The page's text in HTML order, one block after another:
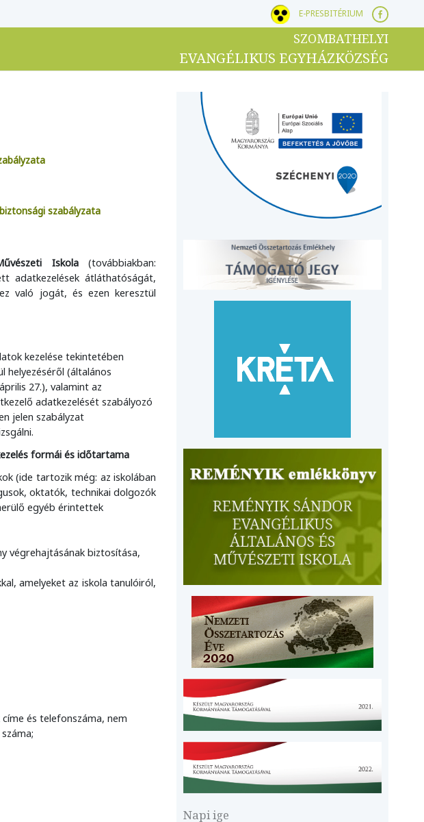
E-PRESBITÉRIUM
SZOMBATHELYI
EVANGÉLIKUS EGYHÁZKÖZSÉG
szabályzata
Iskola(továbbiakban:
adatkezelések átláthatóságát,
való jogát, és ezenkeresztül
kezelése tekintetében
helyezéséről (általános
27.), valamint az
adatkezelését szabályozó
jelen szabályzat
formái és időtartama
(ide tartozik még: az iskolában
oktatók, technikai dolgozók
egyéb érintettek
végrehajtásának biztosítása,
amelyeket az iskola tanulóiról,
és telefonszáma, nem
Napi ige